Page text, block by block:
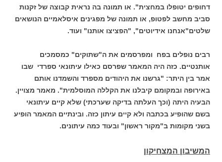
דחופים יטופלו במחצית". או תמונה בה נראית קבוצה של זקנות
סביב מחשב לפטופ, או תמונה של מפגינים איסלאמיים הנושאים
שלטים"אנחנו אידיוטים", "הפציצו אותנו" ועוד.
רבים נופלים בפח ומפרסמים את ה"שתוקים" כמסמכים
אותנטיים. כזה היה המאמר שפרסם כאילו עיתונאי ספרדי שבו
אמר בין היתר: "גרשנו את היהודים מספרד והשמדנו אותם
באירופה ובמקומם קיבלנו את הקללה המוסלמית". מאמר מצויין.
הבעיה היתה (וכך העלתה בדיקה שערכתי) שלא קיים עיתונאי
בשם שהופיע בכתבה ולא קיים עיתון כזה. ובינתיים המאמר הופיע
בשני מקומות ב"מקור ראשון" ובעוד כמה עיתונים.
המשיבון המצחיקון